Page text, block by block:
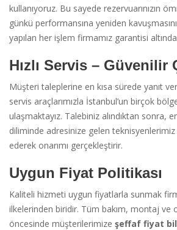
kullanıyoruz. Bu sayede rezervuarınızın
günkü performansına yeniden
yapılan her işlem firmamız garantisi
Hızlı Servis – Güvenilir
Müşteri taleplerine en kısa sürede yanıt
servis araçlarımızla İstanbul’un birçok
ulaşmaktayız. Talebiniz alındıktan sonra,
diliminde adresinize gelen teknisyenlerimiz
ederek onarımı gerçekleştirir.
Uygun Fiyat Politikası
Kaliteli hizmeti uygun fiyatlarla sunmak
ilkelerinden biridir. Tüm bakım, montaj ve
öncesinde müşterilerimize şeffaf fiyat